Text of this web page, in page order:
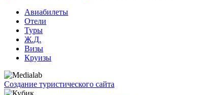
Авиабилеты
Отели
Туры
Ж.Д.
Визы
Круизы
Создание туристического сайта